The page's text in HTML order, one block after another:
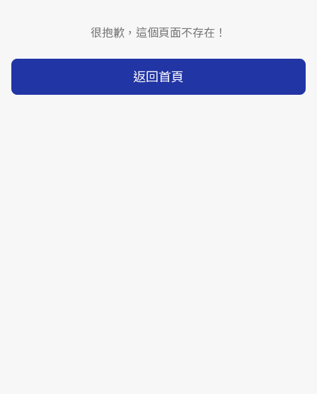
很抱歉，這個頁面不存在！
返回首頁